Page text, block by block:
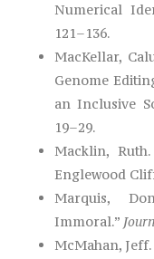
Numerical
121–136.
MacKellar,
Genome
an Inclusive
19–29.
Macklin, Ruth.
Englewood
Marquis,
Immoral.”
McMahan, Jeff.